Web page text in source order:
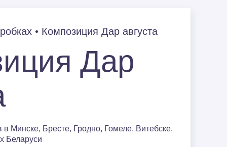
Семье
14 февраля❤
(День
• Композиция Дар августа
Дар
в Минске, Бресте, Гродно, Гомеле, Витебске,
Беларуси